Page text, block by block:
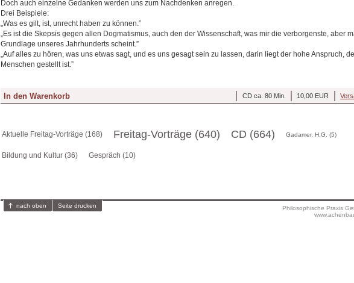
Doch auch einzelne Gedanken werden uns zum Nachdenken anregen.
Drei Beispiele:
„Was es gilt, ist, unrecht haben zu können.”
„Es ist die Skepsis gegen allen Dogmatismus, auch den der Wissenschaft, was mir die verborgenste, aber
Grundlage unseres Jahrhunderts scheint.”
„Auf alles zu hören, was uns etwas sagt, und es uns gesagt sein zu lassen, darin liegt der hohe Anspruch,
Menschen gestellt ist.”
10,00 EUR
CD ca. 80 Min.
Aktuelle Freitag-Vorträge (168) Freitag-Vorträge (640) CD (664) Gadamer, H.G. (5)
Bildung und Kultur (36) Gespräch (10)
Philosophische Praxis
nach oben Seite drucken